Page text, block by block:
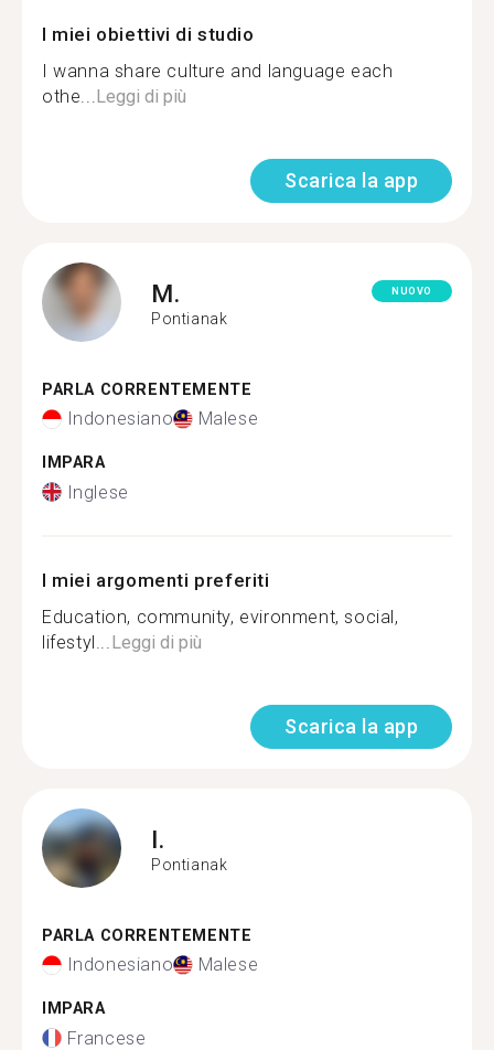
I miei obiettivi di studio
I wanna share culture and language each
othe... Leggi di più
Scarica la app
M.
Pontianak
NUOVO
PARLA CORRENTEMENTE
Indonesiano Malese
IMPARA
Inglese
I miei argomenti preferiti
Education, community, evironment, social,
lifestyl... Leggi di più
Scarica la app
I.
Pontianak
PARLA CORRENTEMENTE
Indonesiano Malese
IMPARA
Francese